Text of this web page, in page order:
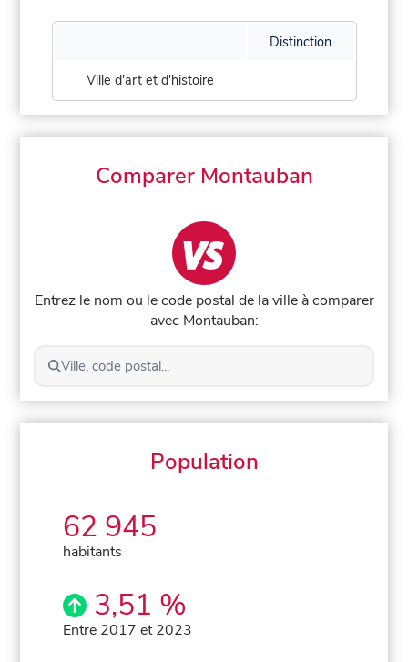
Distinction
Ville d'art et d'histoire
Comparer Montauban
Entrez le nom ou le code postal de la ville à comparer
avec Montauban:
Ville, code postal...
Population
62 945
habitants
3,51 %
Entre 2017 et 2023